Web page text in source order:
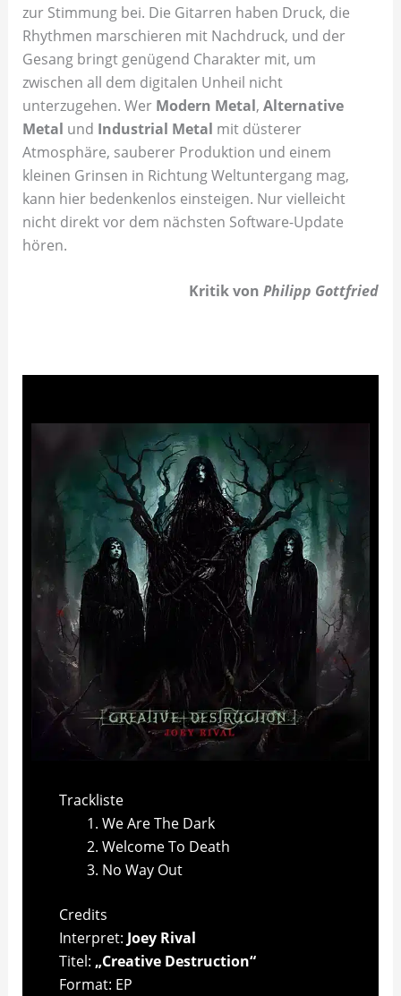
zur Stimmung bei. Die Gitarren haben Druck, die
Rhythmen marschieren mit Nachdruck, und der
Gesang bringt genügend Charakter mit, um
zwischen all dem digitalen Unheil nicht
unterzugehen. Wer Modern Metal, Alternative
Metal und Industrial Metal mit düsterer
Atmosphäre, sauberer Produktion und einem
kleinen Grinsen in Richtung Weltuntergang mag,
kann hier bedenkenlos einsteigen. Nur vielleicht
nicht direkt vor dem nächsten Software-Update
hören.
Kritik vonPhilipp Gottfried
Trackliste
We Are The Dark
Welcome To Death
No Way Out
Credits
Interpret: Joey Rival
Titel: „Creative Destruction“
Format: EP